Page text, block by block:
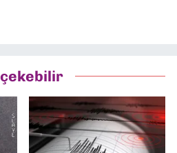
görevini de üstleniyorum.